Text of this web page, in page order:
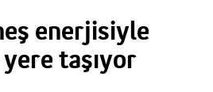
enerjisiyle
taşıyor